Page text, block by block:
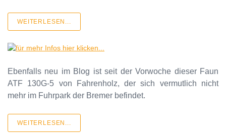
WEITERLESEN...
Ebenfalls neu im Blog ist seit der Vorwoche dieser Faun
ATF 130G-5 von Fahrenholz, der sich vermutlich nicht
mehr im Fuhrpark der Bremer befindet.
WEITERLESEN...